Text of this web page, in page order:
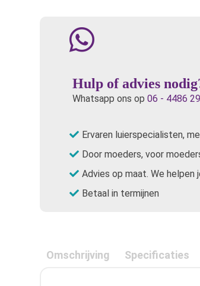
Hulp of advies
Whatsapp ons op 06 - 4486
Ervaren luierspecialisten,
Door moeders, voor
Advies op maat. We helpen
Betaal in termijnen
Omschrijving Specificaties